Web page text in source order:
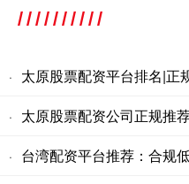
· 太原股票配资平台排名|正
· 太原股票配资公司正规推
· 台湾配资平台推荐：合规